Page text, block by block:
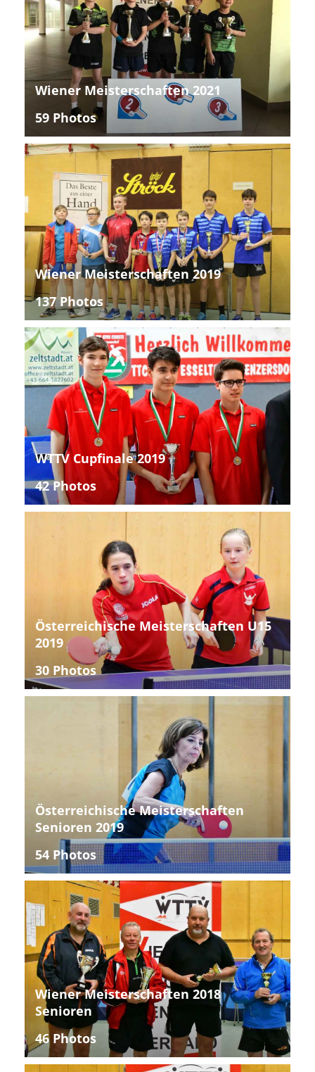
Wiener Meisterschaften 2021
59 Photos
Wiener Meisterschaften 2019
137 Photos
WTTV Cupfinale 2019
42 Photos
Österreichische Meisterschaften U15
2019
30 Photos
Österreichische Meisterschaften
Senioren 2019
54 Photos
Wiener Meisterschaften 2018
Senioren
46 Photos